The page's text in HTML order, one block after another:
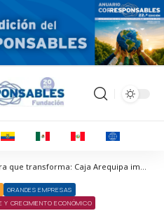
Corresponsables > Noticias > Cultura que transforma: Caja Arequipa impulsa el liderazgo basado en la integración y propósito compartido de sus equipos
GRANDES EMPRESAS
CRECIMIENTO ECONÓMICO